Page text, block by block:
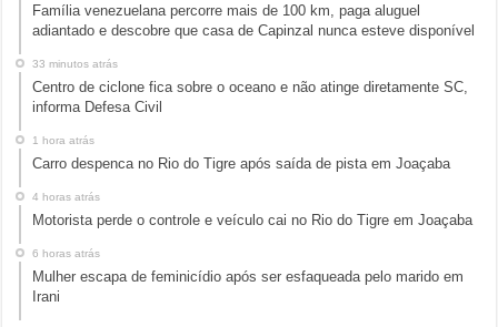
Família venezuelana percorre mais de 100 km, paga aluguel
adiantado e descobre que casa de Capinzal nunca esteve disponível
33 minutos atrás
Centro de ciclone fica sobre o oceano e não atinge diretamente SC,
informa Defesa Civil
1 hora atrás
Carro despenca no Rio do Tigre após saída de pista em Joaçaba
4 horas atrás
Motorista perde o controle e veículo cai no Rio do Tigre em Joaçaba
6 horas atrás
Mulher escapa de feminicídio após ser esfaqueada pelo marido em
Irani